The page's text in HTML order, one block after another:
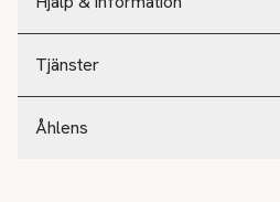
Tjänster
Åhlens